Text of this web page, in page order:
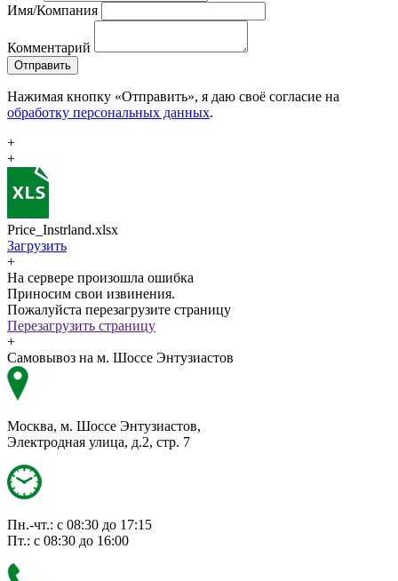
Имя/Компания
Комментарий
Отправить
Нажимая кнопку «Отправить», я даю своё согласие на
обработку персональных данных.
+
+
Price_Instrland.xlsx
Загрузить
+
На сервере произошла ошибка
Приносим свои извинения.
Пожалуйста перезагрузите страницу
Перезагрузить страницу
+
Самовывоз на м. Шоссе Энтузиастов
Москва, м. Шоссе Энтузиастов,
Электродная улица, д.2, стр. 7
Пн.-чт.: с 08:30 до 17:15
Пт.: с 08:30 до 16:00